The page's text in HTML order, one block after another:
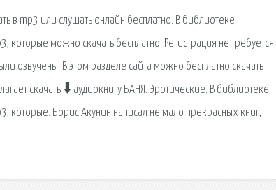
в mp3 или слушать онлайн бесплатно. В библиотеке
можно скачать бесплатно. Регистрация не требуется.
озвучены. В этом разделе сайта можно бесплатно скачать
скачать 🠳 аудиокнигу БАНЯ. Эротические. В библиотеке
которые. Борис Акунин написал не мало прекрасных книг,